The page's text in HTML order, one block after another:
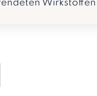
Wirkstoffen